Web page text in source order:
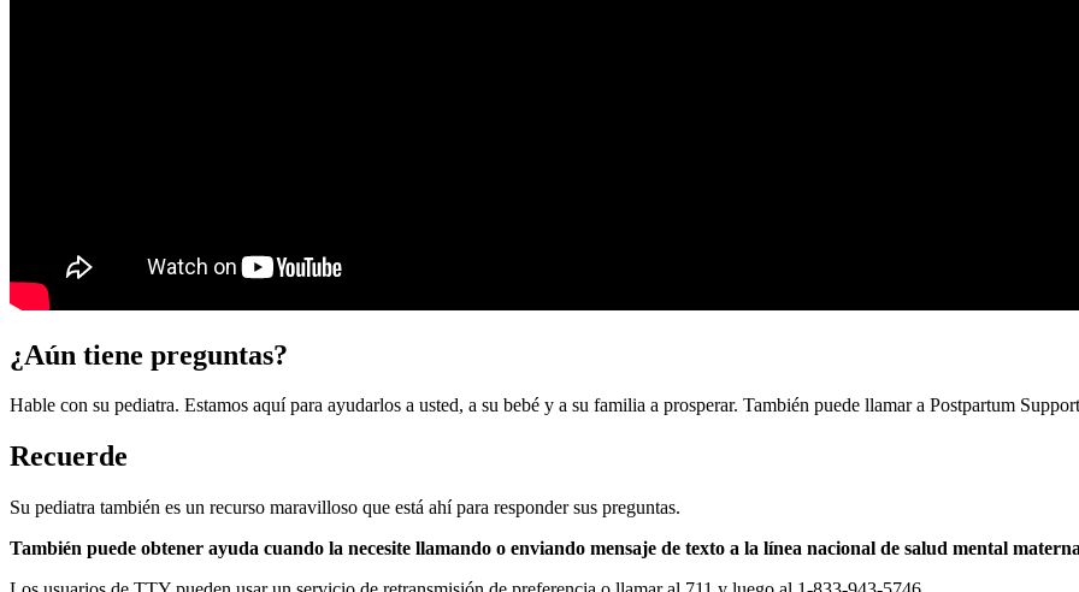
¿Aún tiene preguntas?
Hable con su pediatra. Estamos aquí para ayudarlos a usted, a su bebé y a su familia a prosperar. También puede llamar a Postpartum
Recuerde
Su pediatra también es un recurso maravilloso que está ahí para responder sus preguntas.
También puede obtener ayuda cuando la necesite llamando o enviando mensaje de texto a la línea nacional de salud mental